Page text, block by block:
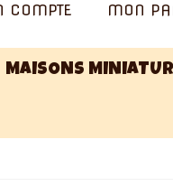
COMPTE MON
MAISONS